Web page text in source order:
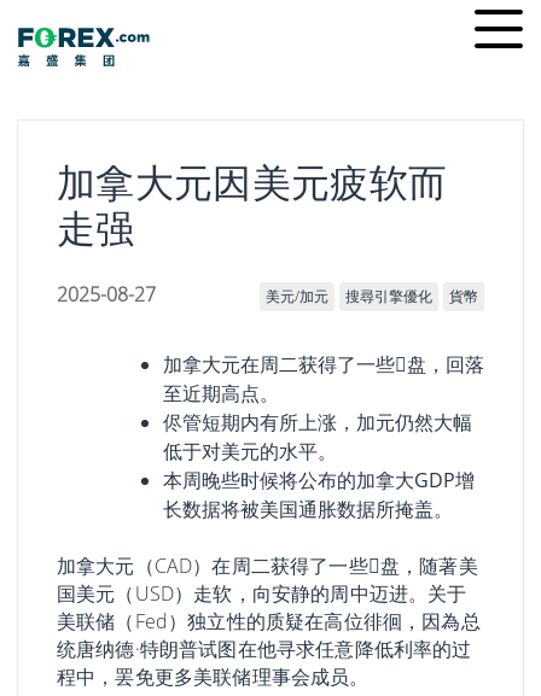
content
加拿大元因美元疲软而
走强
2025-08-27 美元/加元 搜尋引擎優化 貨幣
加拿大元在周二获得了一些𧹒盘，回落
至近期高点。
侭管短期内有所上涨，加元仍然大幅
低于对美元的水平。
本周晚些时候将公布的加拿大GDP增
长数据将被美国通胀数据所掩盖。
加拿大元（CAD）在周二获得了一些𧹒盘，随著美
国美元（USD）走软，向安静的周中迈进。关于
美联储（Fed）独立性的质疑在高位徘徊，因為总
统唐纳德·特朗普试图在他寻求任意降低利率的过
程中，罢免更多美联储理事会成员。